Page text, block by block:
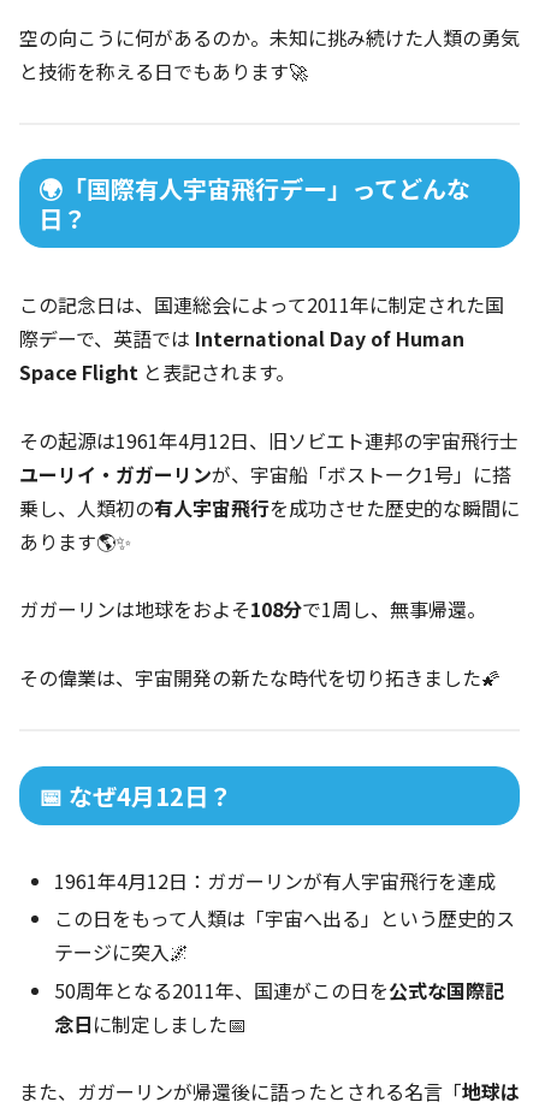
空の向こうに何があるのか。未知に挑み続けた人類の勇気
と技術を称える日でもあります🚀
🌍「国際有人宇宙飛行デー」ってどんな
日？
この記念日は、国連総会によって2011年に制定された国
際デーで、英語では International Day of Human
Space Flight と表記されます。
その起源は1961年4月12日、旧ソビエト連邦の宇宙飛行士
ユーリイ・ガガーリンが、宇宙船「ボストーク1号」に搭
乗し、人類初の有人宇宙飛行を成功させた歴史的な瞬間に
あります🌎✨
ガガーリンは地球をおよそ108分で1周し、無事帰還。
その偉業は、宇宙開発の新たな時代を切り拓きました🌠
📅 なぜ4月12日？
1961年4月12日：ガガーリンが有人宇宙飛行を達成
この日をもって人類は「宇宙へ出る」という歴史的ス
テージに突入🌌
50周年となる2011年、国連がこの日を公式な国際記
念日に制定しました📅
また、ガガーリンが帰還後に語ったとされる名言「地球は